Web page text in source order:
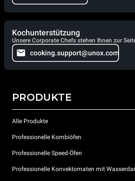
Kochunterstützung
Unsere Corporate Chefs stehen Ihnen zur
cooking.support@unox.com
PRODUKTE
Alle Produkte
Professionelle Kombiöfen
Professionelle Speed-Öfen
Professionelle Konvektomaten mit